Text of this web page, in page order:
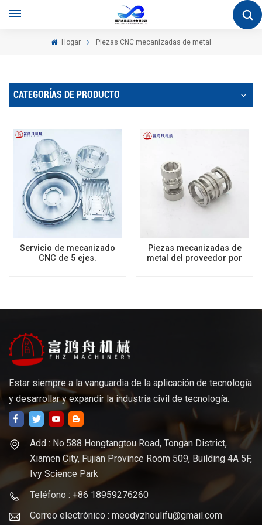
Hogar Piezas CNC mecanizadas de metal
CATEGORÍAS DE PRODUCTO
Servicio de mecanizado
CNC de 5 ejes.
Piezas mecanizadas de
metal del proveedor por
Estar siempre a la vanguardia de la aplicación de tecnología
y desarrollar y expandir la industria civil de tecnología.
Add : No.588 Hongtangtou Road, Tongan District,
Xiamen City, Fujian Province Room 509, Building 4A 5F,
Ivy Science Park
Teléfono : +86 18959276260
Correo electrónico : meodyzhoulifu@gmail.com